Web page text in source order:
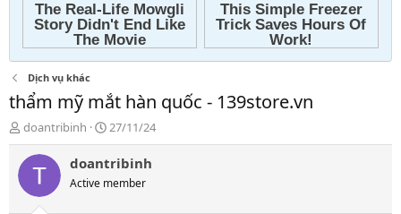
Dịch vụ khác
thẩm mỹ mắt hàn quốc - 139store.vn
T
h
r
a
doantribinh
N
g
à
g
27/11/24
doantribinh
Active member